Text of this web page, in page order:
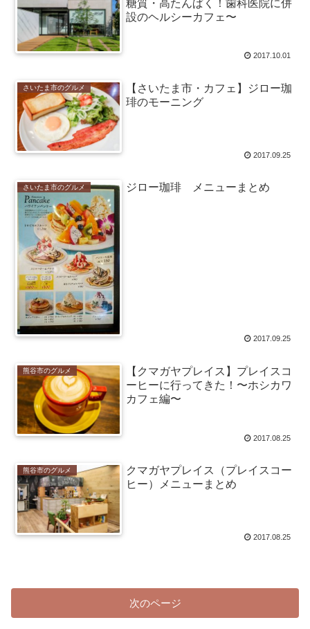
糖質・高たんぱく！歯科医院に併
設のヘルシーカフェ〜
2017.10.01
さいたま市のグルメ
【さいたま市・カフェ】ジロー珈
琲のモーニング
2017.09.25
さいたま市のグルメ ジロー珈琲 メニューまとめ
2017.09.25
熊谷市のグルメ
【クマガヤプレイス】プレイスコ
ーヒーに行ってきた！〜ホシカワ
カフェ編〜
2017.08.25
熊谷市のグルメ
クマガヤプレイス（プレイスコー
ヒー）メニューまとめ
2017.08.25
次のページ